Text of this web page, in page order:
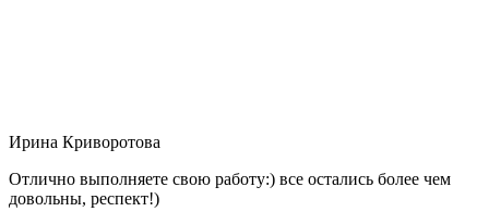
Ирина Криворотова
Отлично выполняете свою работу:) все остались более чем
довольны, респект!)